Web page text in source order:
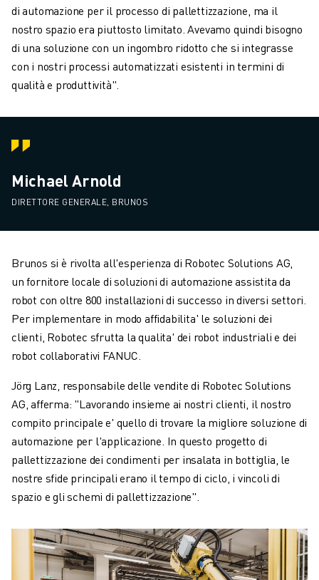
di automazione per il processo di pallettizzazione, ma il
nostro spazio era piuttosto limitato. Avevamo quindi bisogno
di una soluzione con un ingombro ridotto che si integrasse
con i nostri processi automatizzati esistenti in termini di
qualità e produttività".
Michael Arnold
DIRETTORE GENERALE, BRUNOS
Brunos si è rivolta all'esperienza di Robotec Solutions AG,
un fornitore locale di soluzioni di automazione assistita da
robot con oltre 800 installazioni di successo in diversi settori.
Per implementare in modo affidabilita' le soluzioni dei
clienti, Robotec sfrutta la qualita' dei robot industriali e dei
robot collaborativi FANUC.
Jörg Lanz, responsabile delle vendite di Robotec Solutions
AG, afferma: "Lavorando insieme ai nostri clienti, il nostro
compito principale e' quello di trovare la migliore soluzione di
automazione per l'applicazione. In questo progetto di
pallettizzazione dei condimenti per insalata in bottiglia, le
nostre sfide principali erano il tempo di ciclo, i vincoli di
spazio e gli schemi di pallettizzazione".